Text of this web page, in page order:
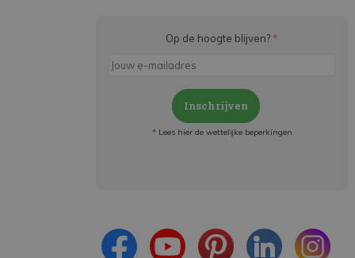
Op de hoogte blijven? *
Inschrijven
* Lees hier de wettelijke beperkingen